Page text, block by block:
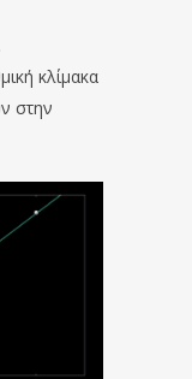
κλίμακα
στην